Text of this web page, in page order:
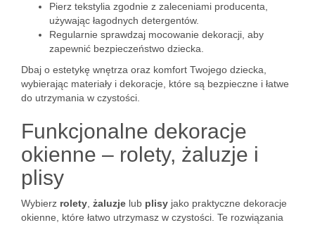
Pierz tekstylia zgodnie z zaleceniami producenta,
używając łagodnych detergentów.
Regularnie sprawdzaj mocowanie dekoracji, aby
zapewnić bezpieczeństwo dziecka.
Dbaj o estetykę wnętrza oraz komfort Twojego dziecka,
wybierając materiały i dekoracje, które są bezpieczne i łatwe
do utrzymania w czystości.
Funkcjonalne dekoracje
okienne – rolety, żaluzje i
plisy
Wybierz rolety żaluzje lub plisy jako praktyczne dekoracje
okienne, które łatwo utrzymasz w czystości. Te rozwiązania